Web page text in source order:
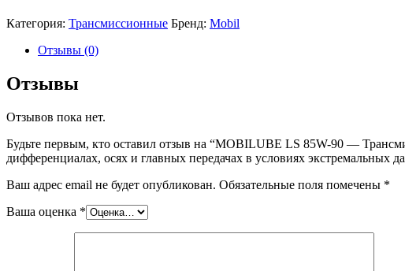
Категория: Трансмиссионные Бренд: Mobil
Отзывы (0)
Отзывы
Отзывов пока нет.
Будьте первым, кто оставил отзыв на “MOBILUBE LS 85W-90 —
дифференциалах, осях и главных передачах в условиях экстремальных
Ваш адрес email не будет опубликован. Обязательные поля помечены *
Ваша оценка *